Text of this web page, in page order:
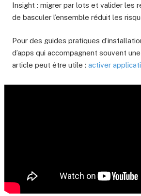
Insight : migrer par lots et valider les
de basculer l’ensemble réduit les
Pour des guides pratiques
d’apps qui accompagnent souvent
article peut être utile : activer